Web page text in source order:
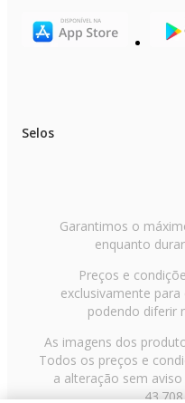
Selos
Garantimos o
enquanto
Preços e
exclusivamente
podendo diferir
As imagens dos
Todos os preços e
a alteração sem aviso